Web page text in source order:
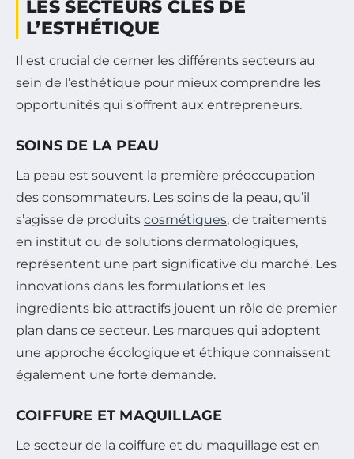
LES SECTEURS CLÉS DE
L’ESTHÉTIQUE
Il est crucial de cerner les différents secteurs au
sein de l’esthétique pour mieux comprendre les
opportunités qui s’offrent aux entrepreneurs.
SOINS DE LA PEAU
La peau est souvent la première préoccupation
des consommateurs. Les soins de la peau, qu’il
s’agisse de produits cosmétiques, de traitements
en institut ou de solutions dermatologiques,
représentent une part significative du marché. Les
innovations dans les formulations et les
ingredients bio attractifs jouent un rôle de premier
plan dans ce secteur. Les marques qui adoptent
une approche écologique et éthique connaissent
également une forte demande.
COIFFURE ET MAQUILLAGE
Le secteur de la coiffure et du maquillage est en